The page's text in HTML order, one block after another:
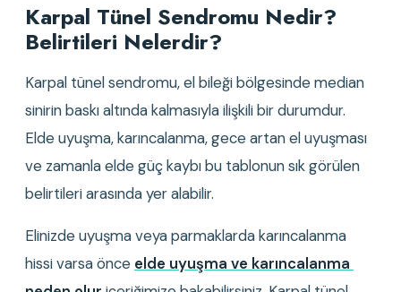
Karpal Tünel Sendromu Nedir?
Belirtileri Nelerdir?
Karpal tünel sendromu, el bileği bölgesinde median
sinirin baskı altında kalmasıyla ilişkili bir durumdur.
Elde uyuşma, karıncalanma, gece artan el uyuşması
ve zamanla elde güç kaybı bu tablonun sık görülen
belirtileri arasında yer alabilir.
Elinizde uyuşma veya parmaklarda karıncalanma
hissi varsa önce elde uyuşma ve karıncalanma